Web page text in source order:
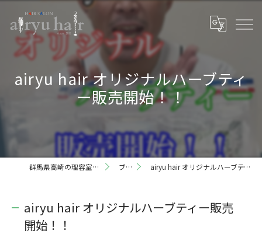
airyu hair オリジナルハーブティ
ー販売開始！！
群馬県高崎の理容室ならairyu hair ブログ airyu hair オリジナルハーブティー販売開始！！
airyu hair オリジナルハーブティー販売
開始！！